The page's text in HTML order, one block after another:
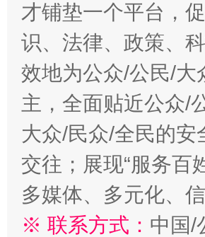
才铺垫一个平台，
识、法律、政策、
效地为公众/公民/大
主，全面贴近公众/
大众/民众/全民的
交往；展现“服务百
多媒体、多元化、
※ 联系方式： 中国/